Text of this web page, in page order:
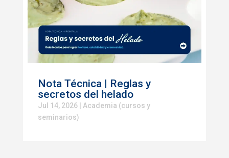
Nota Técnica | Reglas y
secretos del helado
Jul 14, 2026| Academia (cursos y
seminarios)